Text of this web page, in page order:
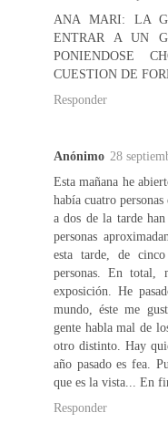
ANA MARI: LA
ENTRAR A UN
PONIENDOSE
CUESTION DE
Responder
Anónimo 28
Esta mañana he
había cuatro
a dos de la tarde
personas
esta tarde, de
personas. En total,
exposición. He
mundo, éste me
gente habla mal de
otro distinto. Hay
año pasado es fea.
que es la vista... En
Responder